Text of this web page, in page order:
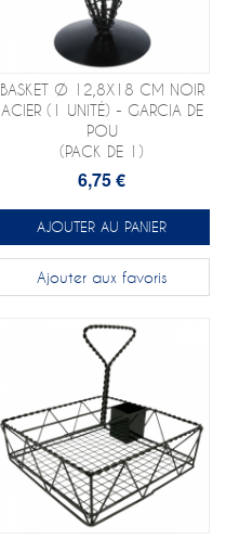
BASKET Ø 12,8X18 CM NOIR
ACIER (1 UNITÉ) - GARCIA DE
POU
(PACK DE 1)
6,75 €
AJOUTER AU PANIER
Ajouter aux favoris